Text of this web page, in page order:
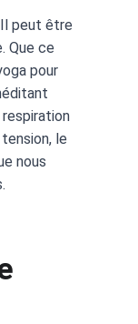
peut être
Que ce
pour
le
nous